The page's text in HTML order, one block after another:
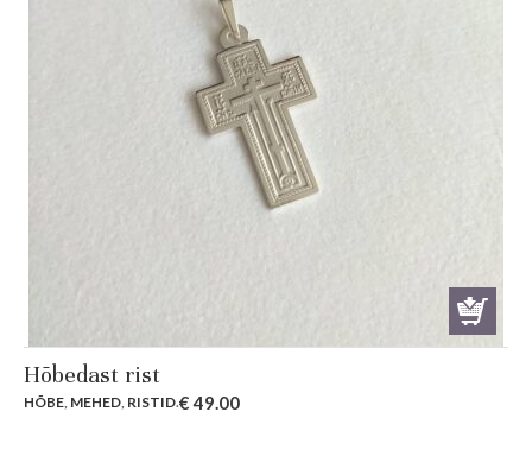
Hõbedast rist
HÕBE MEHED RISTID.€49.00